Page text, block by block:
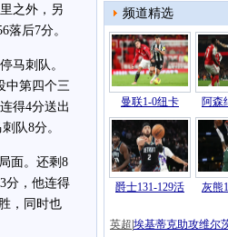
之外，另
后7分。
马刺队。
中第四个三
得4分送出
队8分。
面。还剩8
分，他连得
，同时也
频道精选
曼联1-0纽卡 阿森
爵士131-129活 灰熊
英超 埃基蒂克助攻维尔